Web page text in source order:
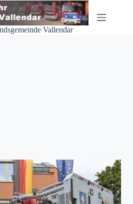
Vallendar